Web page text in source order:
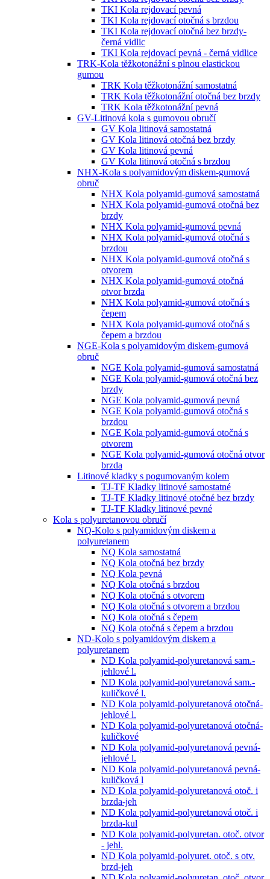
TKI Kola rejdovací pevná
TKI Kola rejdovací otočná s brzdou
TKI Kola rejdovací otočná bez brzdy-
černá vidlic
TKI Kola rejdovací pevná - černá vidlice
TRK-Kola těžkotonážní s plnou elastickou
gumou
TRK Kola těžkotonážní samostatná
TRK Kola těžkotonážní otočná bez brzdy
TRK Kola těžkotonážní pevná
GV-Litinová kola s gumovou obručí
GV Kola litinová samostatná
GV Kola litinová otočná bez brzdy
GV Kola litinová pevná
GV Kola litinová otočná s brzdou
NHX-Kola s polyamidovým diskem-gumová
obruč
NHX Kola polyamid-gumová samostatná
NHX Kola polyamid-gumová otočná bez
brzdy
NHX Kola polyamid-gumová pevná
NHX Kola polyamid-gumová otočná s
brzdou
NHX Kola polyamid-gumová otočná s
otvorem
NHX Kola polyamid-gumová otočná
otvor brzda
NHX Kola polyamid-gumová otočná s
čepem
NHX Kola polyamid-gumová otočná s
čepem a brzdou
NGE-Kola s polyamidovým diskem-gumová
obruč
NGE Kola polyamid-gumová samostatná
NGE Kola polyamid-gumová otočná bez
brzdy
NGE Kola polyamid-gumová pevná
NGE Kola polyamid-gumová otočná s
brzdou
NGE Kola polyamid-gumová otočná s
otvorem
NGE Kola polyamid-gumová otočná otvor
brzda
Litinové kladky s pogumovaným kolem
TJ-TF Kladky litinové samostatné
TJ-TF Kladky litinové otočné bez brzdy
TJ-TF Kladky litinové pevné
Kola s polyuretanovou obručí
NQ-Kolo s polyamidovým diskem a
polyuretanem
NQ Kola samostatná
NQ Kola otočná bez brzdy
NQ Kola pevná
NQ Kola otočná s brzdou
NQ Kola otočná s otvorem
NQ Kola otočná s otvorem a brzdou
NQ Kola otočná s čepem
NQ Kola otočná s čepem a brzdou
ND-Kolo s polyamidovým diskem a
polyuretanem
ND Kola polyamid-polyuretanová sam.-
jehlové l.
ND Kola polyamid-polyuretanová sam.-
kuličkové l.
ND Kola polyamid-polyuretanová otočná-
jehlové l.
ND Kola polyamid-polyuretanová otočná-
kuličkové
ND Kola polyamid-polyuretanová pevná-
jehlové l.
ND Kola polyamid-polyuretanová pevná-
kuličková l
ND Kola polyamid-polyuretanová otoč. i
brzda-jeh
ND Kola polyamid-polyuretanová otoč. i
brzda-kul
ND Kola polyamid-polyuretan. otoč. otvor
- jehl.
ND Kola polyamid-polyuret. otoč. s otv.
brzd-jeh